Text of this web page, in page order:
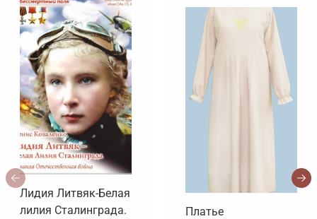
Лидия Литвяк-Белая
лилия Сталинграда.
Платье